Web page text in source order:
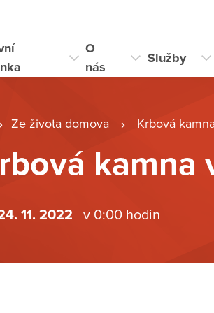
O
nás
Služby
Ze života domova Krbová
kamna
11. 2022 v 0:00 hodin